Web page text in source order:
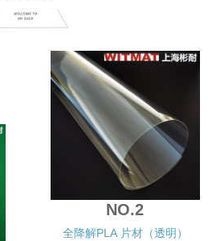
NO.2
全降解PLA 片材（透明）